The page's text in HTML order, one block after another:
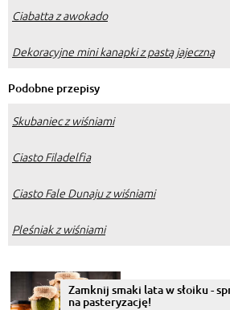
Ciabatta z awokado
Dekoracyjne mini kanapki z pastą jajeczną
Podobne przepisy
Skubaniec z wiśniami
Ciasto Filadelfia
Ciasto Fale Dunaju z wiśniami
Pleśniak z wiśniami
Zamknij smaki lata w słoiku -
na pasteryzację!